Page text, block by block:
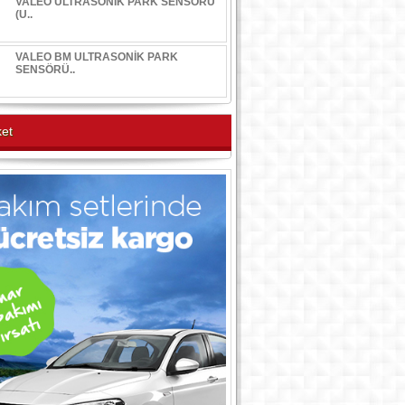
(U..
VALEO BM ULTRASONİK PARK
SENSÖRÜ..